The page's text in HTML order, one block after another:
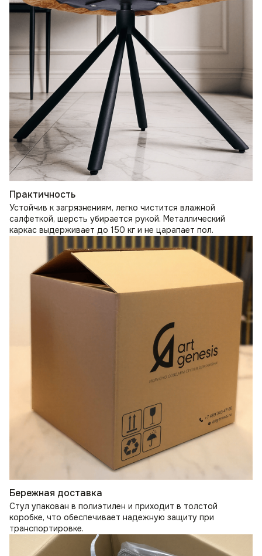
Практичность
Устойчив к загрязнениям, легко чистится влажной
салфеткой, шерсть убирается рукой. Металлический
каркас выдерживает до 150 кг и не царапает пол.
Бережная доставка
Стул упакован в полиэтилен и приходит в толстой
коробке, что обеспечивает надежную защиту при
транспортировке.